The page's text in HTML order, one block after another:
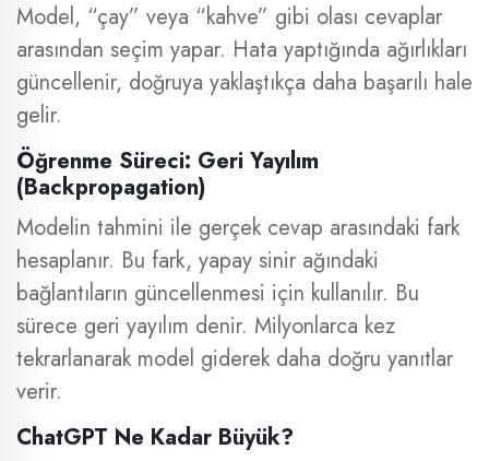
Model, “çay” veya “kahve” gibi olası cevaplar
arasından seçim yapar. Hata yaptığında ağırlıkları
güncellenir, doğruya yaklaştıkça daha başarılı hale
gelir.
Öğrenme Süreci: Geri Yayılım
(Backpropagation)
Modelin tahmini ile gerçek cevap arasındaki fark
hesaplanır. Bu fark, yapay sinir ağındaki
bağlantıların güncellenmesi için kullanılır. Bu
sürece geri yayılım denir. Milyonlarca kez
tekrarlanarak model giderek daha doğru yanıtlar
verir.
ChatGPT Ne Kadar Büyük?